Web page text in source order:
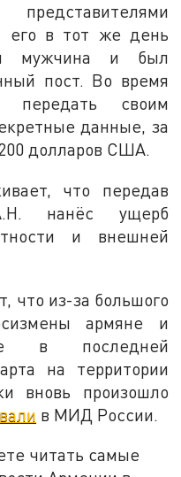
его в тот же день
мужчина и был
пост. Во время
своим
данные, за
долларов США.
что передав
нанёс ущерб
и внешней
что из-за большого
армяне и
в последней
на территории
вновь произошло
в МИД России.
читать самые